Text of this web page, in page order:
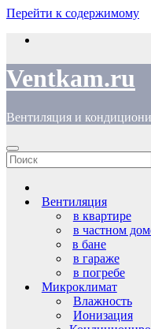
Перейти к содержимому
Ventkam.ru
Вентиляция и
Вентиляция
в квартире
в частном
в бане
в гараже
в погребе
Микроклимат
Влажность
Ионизация